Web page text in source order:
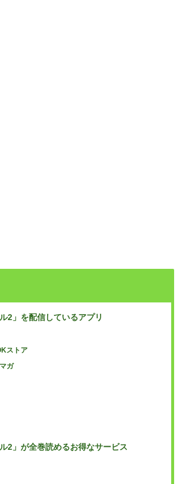
2」を配信しているアプリ
ストア
ガ
2」が全巻読めるお得なサービス